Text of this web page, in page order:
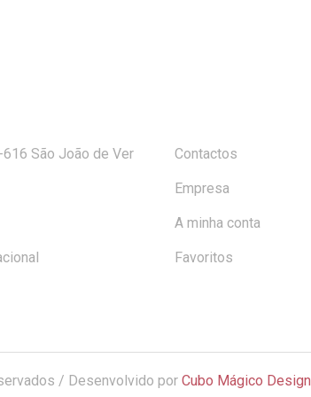
São João de Ver Contactos
Empresa
A minha conta
Favoritos
/ Desenvolvido por Cubo Mágico Design